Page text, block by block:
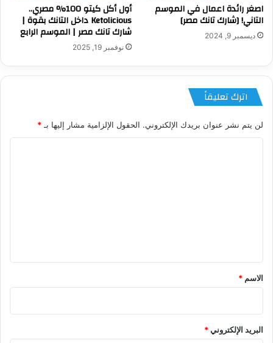
اصغر رائدة اعمال في الموسم
التاني! [شارك تانك مصر]
ديسمبر 9, 2024
أول أكل كيتو 100% مصري..
Ketolicious داخل التانك بقوة |
شارك تانك مصر | الموسم الرابع
نوفمبر 19, 2025
اترك تعليقاً
لن يتم نشر عنوان بريدك الإلكتروني. الحقول الإلزامية مشار إليها بـ *
*
الاسم *
البريد الإلكتروني*